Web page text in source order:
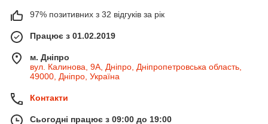
97% позитивних з 32 відгуків за рік
Працює з 01.02.2019
м. Дніпро
вул. Калинова, 9А, Дніпро, Дніпропетровська область,
49000, Дніпро, Україна
Контакти
Сьогодні працює з 09:00 до 19:00